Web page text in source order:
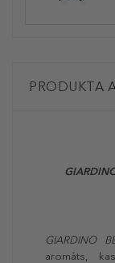
PRODUKTA
GIARDINO
aromāts,